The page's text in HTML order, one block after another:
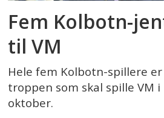
Fem Kolbotn-
til VM
Hele fem Kolbotn-spillere er
troppen som skal spille VM i
oktober.